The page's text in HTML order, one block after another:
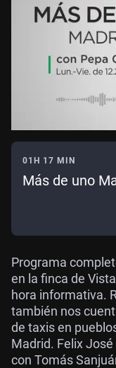
01H 17 MIN
Más de uno
Programa
en la finca de
hora informativa.
también nos
de taxis en
Madrid. Felix
con Tomás